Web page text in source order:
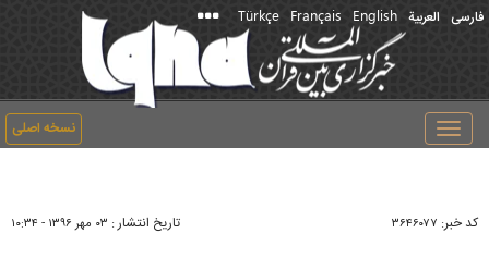
فارسی العربیة English
Français
Türkçe
نسخه اصلی
Toggle
navigation
کد خبر: ۳۶۴۶۰۷۷ تاریخ انتشار : ۰۳ مهر ۱۳۹۶ - ۱۰:۳۴